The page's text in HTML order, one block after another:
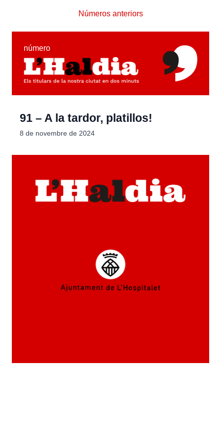
Números anteriors
número
91 – A la tardor, platillos!
8 de novembre de 2024